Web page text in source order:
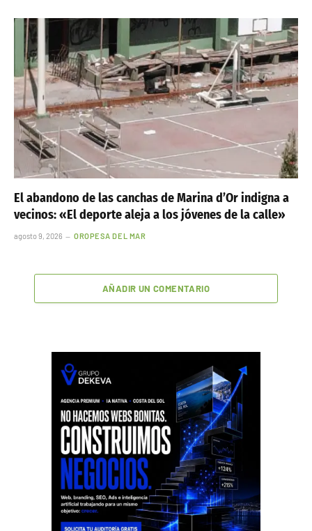
El abandono de las canchas de Marina d’Or indigna a
vecinos: «El deporte aleja a los jóvenes de la calle»
agosto 9, 2026 OROPESA DEL MAR
AÑADIR UN COMENTARIO